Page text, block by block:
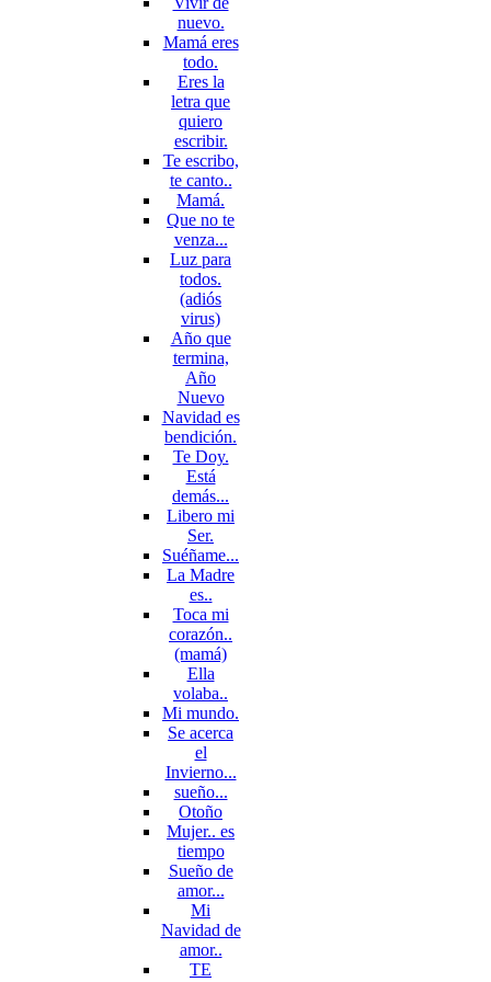
nuevo.
Mamá eres
todo.
Eres la
letra que
quiero
escribir.
Te escribo,
te canto..
Mamá.
Que no te
venza...
Luz para
todos.
(adiós
virus)
Año que
termina,
Año
Nuevo
Navidad es
bendición.
Te Doy.
Está
demás...
Libero mi
Ser.
Suéñame...
La Madre
es..
Toca mi
corazón..
(mamá)
Ella
volaba..
Mi mundo.
Se acerca
el
Invierno...
sueño...
Otoño
Mujer.. es
tiempo
Sueño de
amor...
Mi
Navidad de
amor..
TE